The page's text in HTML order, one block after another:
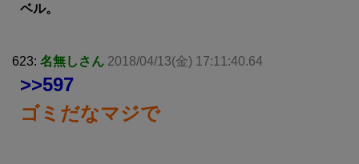
ベル。
623: 名無しさん 2018/04/13(金) 17:11:40.64
>>597
ゴミだなマジで